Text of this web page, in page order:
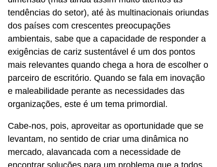
tendências do setor), até às multinacionais oriundas
dos países com crescentes preocupações
ambientais, sabe que a capacidade de responder a
exigências de cariz sustentável é um dos pontos
mais relevantes quando chega a hora de escolher o
parceiro de escritório. Quando se fala em inovação
e maleabilidade perante as necessidades das
organizações, este é um tema primordial.
Cabe-nos, pois, aproveitar as oportunidade que se
levantam, no sentido de criar uma dinâmica no
mercado, alavancada com a necessidade de
encontrar soluções para um problema que a todos